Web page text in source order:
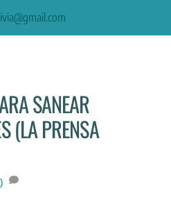
SANEAR
(LA PRENSA